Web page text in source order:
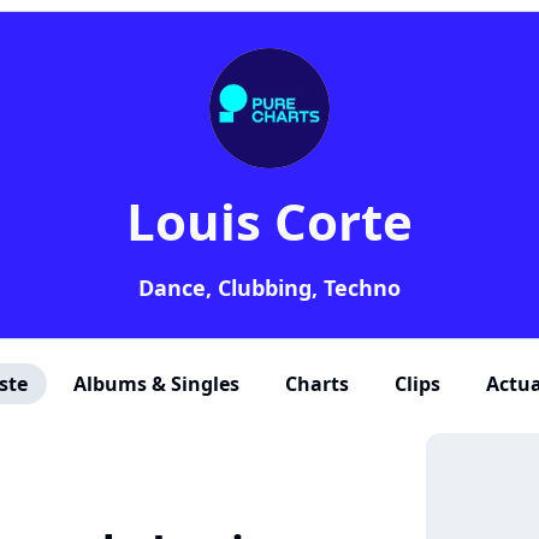
Louis Corte
Dance, Clubbing, Techno
Albums & Singles Charts Clips